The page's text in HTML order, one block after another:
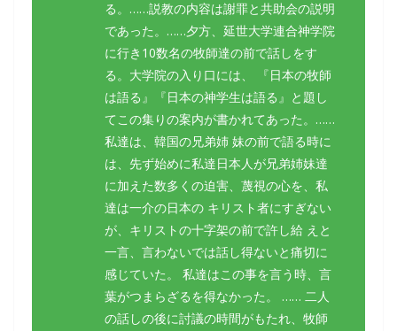
る。……説教の内容は謝罪と共助会の説明
であった。……夕方、延世大学連合神学院
に行き10数名の牧師達の前で話しをす
る。大学院の入り口には、 『日本の牧師
は語る』『日本の神学生は語る』と題し
てこの集りの案内が書かれてあった。……
私達は、韓国の兄弟姉 妹の前で語る時に
は、先ず始めに私達日本人が兄弟姉妹達
に加えた数多くの迫害、蔑視の心を、私
達は一介の日本の キリスト者にすぎない
が、キリストの十字架の前で許し給 えと
一言、言わないでは話し得ないと痛切に
感じていた。 私達はこの事を言う時、言
葉がつまらざるを得なかった。 …… 二人
の話しの後に討議の時間がもたれ、牧師